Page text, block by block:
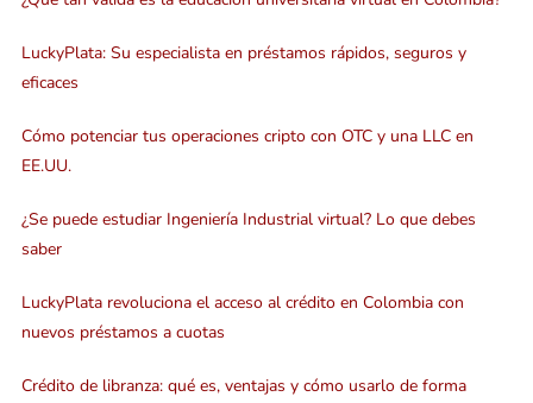
LuckyPlata: Su especialista en préstamos rápidos, seguros y
eficaces
Cómo potenciar tus operaciones cripto con OTC y una LLC en
EE.UU.
¿Se puede estudiar Ingeniería Industrial virtual? Lo que debes
saber
LuckyPlata revoluciona el acceso al crédito en Colombia con
nuevos préstamos a cuotas
Crédito de libranza: qué es, ventajas y cómo usarlo de forma